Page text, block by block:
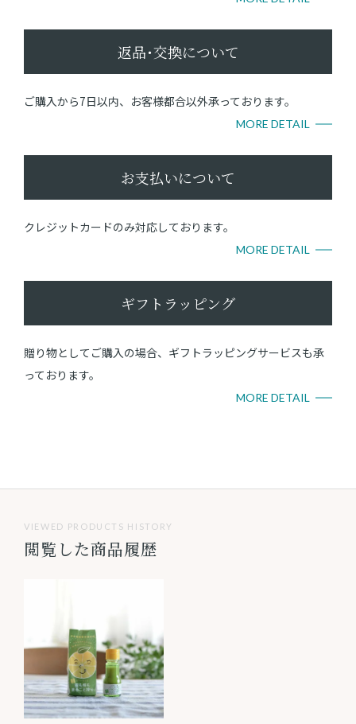
返品･交換について
ご購入から7日以内、お客様都合以外承っております。
MORE DETAIL
お支払いについて
クレジットカードのみ対応しております。
MORE DETAIL
ギフトラッピング
贈り物としてご購入の場合、ギフトラッピングサービスも承
っております。
MORE DETAIL
VIEWED PRODUCTS HISTORY
閲覧した商品履歴